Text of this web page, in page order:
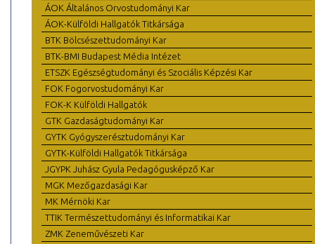
ÁOK Általános Orvostudományi Kar
ÁOK-Külföldi Hallgatók Titkársága
BTK Bölcsészettudományi Kar
BTK-BMI Budapest Média Intézet
ETSZK Egészségtudományi és Szociális Képzési Kar
FOK Fogorvostudományi Kar
FOK-K Külföldi Hallgatók
GTK Gazdaságtudományi Kar
GYTK Gyógyszerésztudományi Kar
GYTK-Külföldi Hallgatók Titkársága
JGYPK Juhász Gyula Pedagógusképző Kar
MGK Mezőgazdasági Kar
MK Mérnöki Kar
TTIK Természettudományi és Informatikai Kar
ZMK Zeneművészeti Kar